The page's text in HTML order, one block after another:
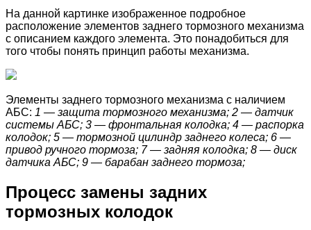
На данной картинке изображенное подробное
расположение элементов заднего тормозного механизма
с описанием каждого элемента. Это понадобиться для
того чтобы понять принцип работы механизма.
Элементы заднего тормозного механизма с наличием
АБС: 1 — защита тормозного механизма; 2 — датчик
системы АБС; 3 — фронтальная колодка; 4 — распорка
колодок; 5 — тормозной цилиндр заднего колеса; 6 —
привод ручного тормоза; 7 — задняя колодка; 8 — диск
датчика АБС; 9 — барабан заднего тормоза;
Процесс замены задних
тормозных колодок